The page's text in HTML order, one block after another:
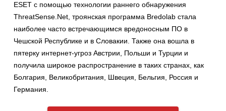
ESET с помощью технологии раннего обнаружения
ThreatSense.Net, троянская программа Bredolab стала
наиболее часто встречающимся вредоносным ПО в
Чешской Республике и в Словакии. Также она вошла в
пятерку интернет-угроз Австрии, Польши и Турции и
получила широкое распространение в таких странах, как
Болгария, Великобритания, Швеция, Бельгия, Россия и
Германия.